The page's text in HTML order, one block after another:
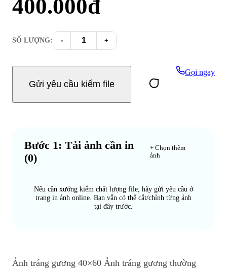
400.000đ
SỐ LƯỢNG: - +
Gửi yêu cầu kiểm file
Gọi ngay
Bước 1: Tải ảnh cần in
(0)
+ Chọn thêm
ảnh
Nếu cần xưởng kiểm chất lượng file, hãy gửi yêu cầu ở
trang in ảnh online. Bạn vẫn có thể cắt/chỉnh từng ảnh
tại đây trước.
Ảnh tráng gương 40×60 Ảnh tráng gương thường